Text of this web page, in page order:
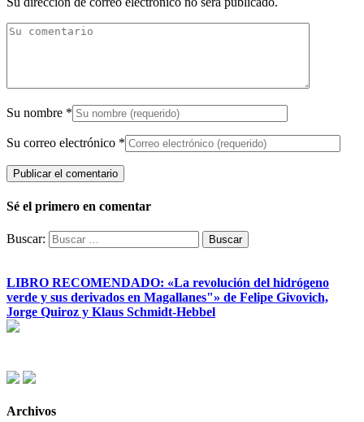
Su nombre *
Su correo electrónico *
Sé el primero en comentar
Buscar:
LIBRO RECOMENDADO: «La revolución del hidrógeno
verde y sus derivados en Magallanes"» de Felipe Givovich,
Jorge Quiroz y Klaus Schmidt-Hebbel
Archivos